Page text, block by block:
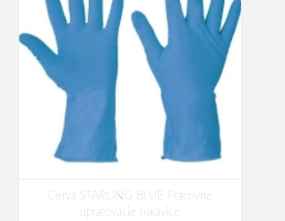
Cerva STARLING BLUE Pracovné
upratovacie rukavice